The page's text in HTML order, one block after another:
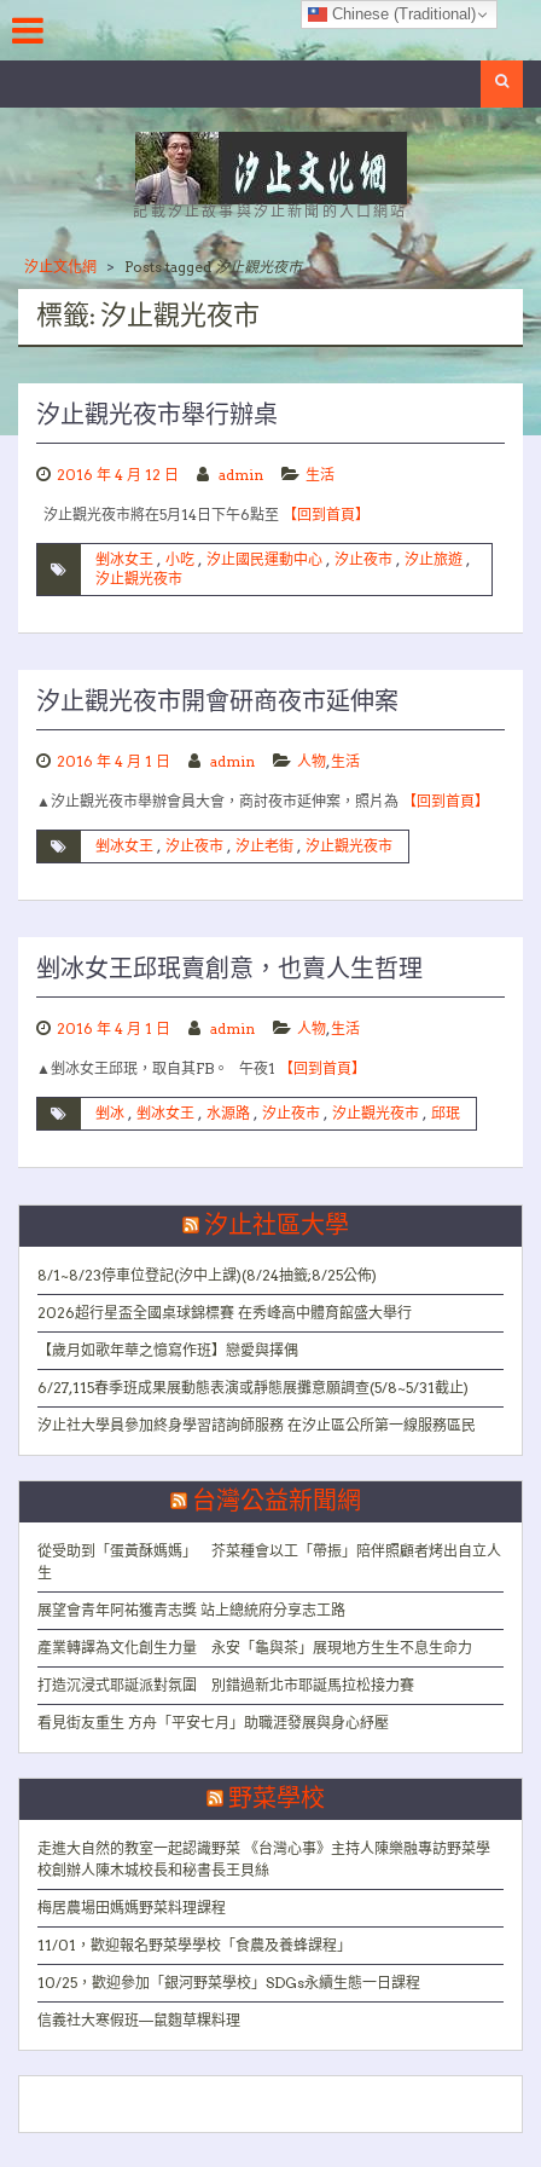
to
content
記載汐止故事與汐止新聞的入口網站
汐止文化網 > Posts tagged汐止觀光夜市
標籤: 汐止觀光夜市
汐止觀光夜市舉行辦桌
2016 年 4 月 12 日 admin 生活
汐止觀光夜市將在5月14日下午6點至 【回到首頁】
剉冰女王 , 小吃 , 汐止國民運動中心 , 汐止夜市 , 汐止旅遊 ,
汐止觀光夜市
汐止觀光夜市開會研商夜市延伸案
2016 年 4 月 1 日 admin 人物,生活
▲汐止觀光夜市舉辦會員大會，商討夜市延伸案，照片為 【回到首頁】
剉冰女王 , 汐止夜市 , 汐止老街 , 汐止觀光夜市
剉冰女王邱珉賣創意，也賣人生哲理
2016 年 4 月 1 日 admin 人物,生活
▲剉冰女王邱珉，取自其FB。 午夜1 【回到首頁】
剉冰 , 剉冰女王 , 水源路 , 汐止夜市 , 汐止觀光夜市 , 邱珉
汐止社區大學
8/1~8/23停車位登記(汐中上課)(8/24抽籤;8/25公佈)
2026超行星盃全國桌球錦標賽 在秀峰高中體育館盛大舉行
【歲月如歌年華之憶寫作班】戀愛與擇偶
6/27,115春季班成果展動態表演或靜態展攤意願調查(5/8~5/31截止)
汐止社大學員參加終身學習諮詢師服務 在汐止區公所第一線服務區民
台灣公益新聞網
從受助到「蛋黃酥媽媽」 芥菜種會以工「帶振」陪伴照顧者烤出自立人
生
展望會青年阿祐獲青志獎 站上總統府分享志工路
產業轉譯為文化創生力量 永安「龜與茶」展現地方生生不息生命力
打造沉浸式耶誕派對氛圍 別錯過新北市耶誕馬拉松接力賽
看見街友重生 方舟「平安七月」助職涯發展與身心紓壓
野菜學校
走進大自然的教室一起認識野菜 《台灣心事》主持人陳樂融專訪野菜學
校創辦人陳木城校長和秘書長王貝絲
梅居農場田媽媽野菜料理課程
11/01，歡迎報名野菜學學校「食農及養蜂課程」
10/25，歡迎參加「銀河野菜學校」SDGs永續生態一日課程
信義社大寒假班—鼠麴草粿料理
Chinese (Traditional)